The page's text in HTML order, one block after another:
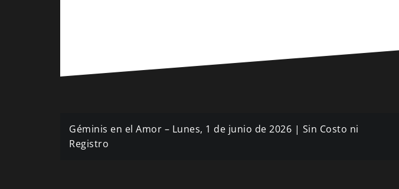
Navegación
de
Géminis en el Amor – Lunes, 1 de junio de 2026 | Sin Costo ni
Registro